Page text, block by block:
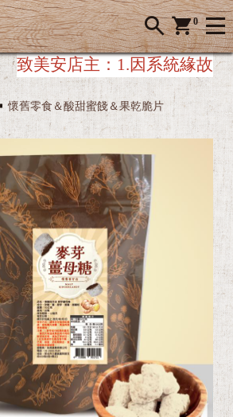
0
店主：1.因系統緣故，美安
懷舊零食＆酸甜蜜餞＆果乾脆片